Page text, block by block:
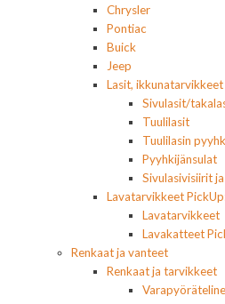
Chrysler
Pontiac
Buick
Jeep
Lasit, ikkunatarvikkeet
Sivulasit/
Tuulilasit
Tuulilasin
Pyyhkijänsulat
Sivulasivisiirit
Lavatarvikkeet
Lavatarvikkeet
Lavakatteet
Renkaat ja vanteet
Renkaat ja tarvikkeet